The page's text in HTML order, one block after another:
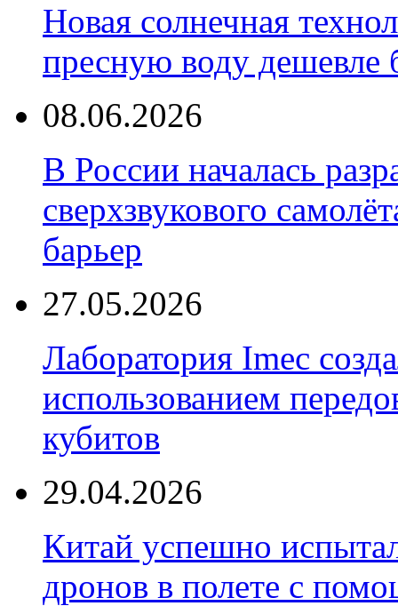
Новая солнечная
пресную воду дешевле
08.06.2026
В России началась
сверхзвукового
барьер
27.05.2026
Лаборатория Imec
использованием
кубитов
29.04.2026
Китай успешно
дронов в полете с